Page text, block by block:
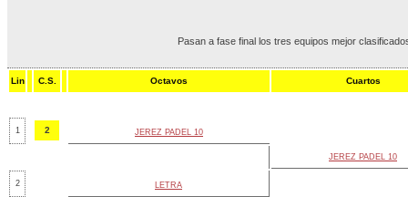
Pasan a fase final los tres equipos mejor
Lin C.S. Octavos Cuartos
1 2 JEREZ PADEL 10
JEREZ PADEL 10
2 LETRA